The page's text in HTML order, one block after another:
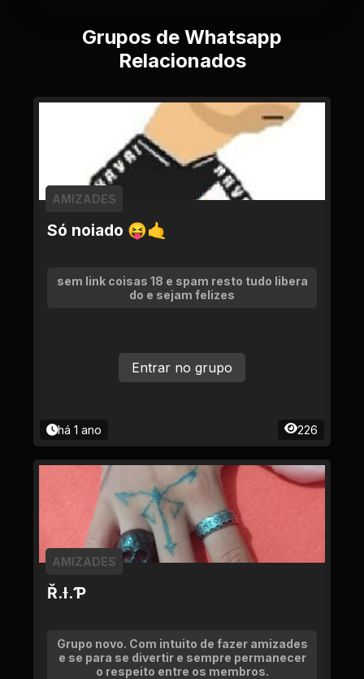
Grupos de Whatsapp
Relacionados
Só noiado 😝🤙
AMIZADES
sem link coisas 18 e spam resto tudo libera
do e sejam felizes
há 1 ano 226
Entrar no grupo
Ř.Ɨ.Ƥ
AMIZADES
Grupo novo. Com intuito de fazer amizades
e se para se divertir e sempre permanecer
o respeito entre os membros.